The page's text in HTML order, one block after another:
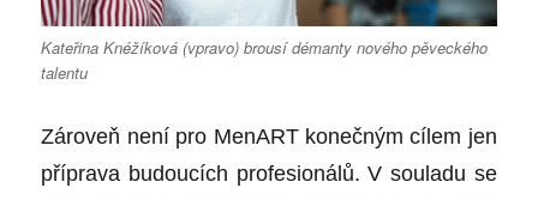
Kateřina Knéžíková (vpravo) brousí démanty nového pěveckého
talentu
Zároveň není pro MenART konečným cílem jen
příprava budoucích profesionálů. V souladu se